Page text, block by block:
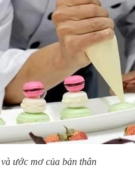
ước mơ của bản thân